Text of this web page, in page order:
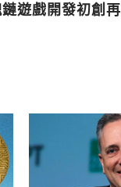
鏈遊戲開發初創